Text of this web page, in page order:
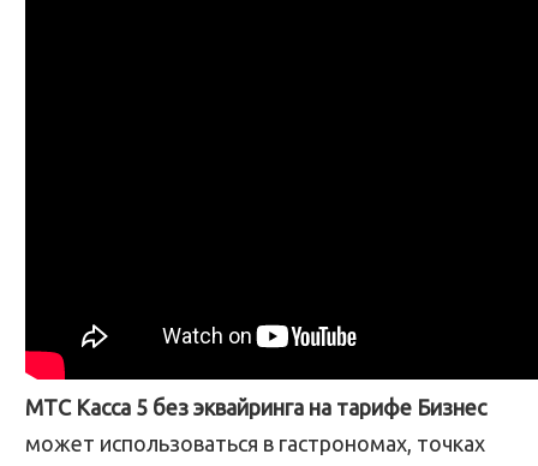
МТС Касса 5 без эквайринга на тарифе Бизнес
может использоваться в гастрономах, точках